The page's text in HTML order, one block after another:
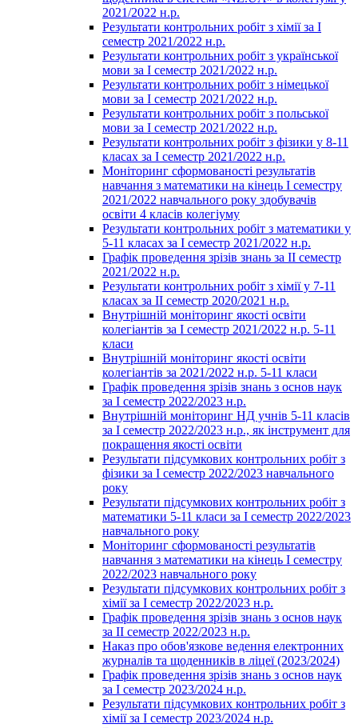
2021/2022 н.р.
Результати контрольних робіт з хімії за І
семестр 2021/2022 н.р.
Результати контрольних робіт з української
мови за І семестр 2021/2022 н.р.
Результати контрольних робіт з німецької
мови за І семестр 2021/2022 н.р.
Результати контрольних робіт з польської
мови за І семестр 2021/2022 н.р.
Результати контрольних робіт з фізики у 8-11
класах за І семестр 2021/2022 н.р.
Моніторинг сформованості результатів
навчання з математики на кінець І семестру
2021/2022 навчального року здобувачів
освіти 4 класів колегіуму
Результати контрольних робіт з математики у
5-11 класах за І семестр 2021/2022 н.р.
Графік проведення зрізів знань за ІІ семестр
2021/2022 н.р.
Результати контрольних робіт з хімії у 7-11
класах за ІІ семестр 2020/2021 н.р.
Внутрішній моніторинг якості освіти
колегіантів за І семестр 2021/2022 н.р. 5-11
класи
Внутрішній моніторинг якості освіти
колегіантів за 2021/2022 н.р. 5-11 класи
Графік проведення зрізів знань з основ наук
за І семестр 2022/2023 н.р.
Внутрішній моніторинг НД учнів 5-11 класів
за І семестр 2022/2023 н.р., як інструмент для
покращення якості освіти
Результати підсумкових контрольних робіт з
фізики за І семестр 2022/2023 навчального
року
Результати підсумкових контрольних робіт з
математики 5-11 класи за І семестр 2022/2023
навчального року
Моніторинг сформованості результатів
навчання з математики на кінець І семестру
2022/2023 навчального року
Результати підсумкових контрольних робіт з
хімії за І семестр 2022/2023 н.р.
Графік проведення зрізів знань з основ наук
за ІІ семестр 2022/2023 н.р.
Наказ про обов'язкове ведення електронних
журналів та щоденників в ліцеї (2023/2024)
Графік проведення зрізів знань з основ наук
за І семестр 2023/2024 н.р.
Результати підсумкових контрольних робіт з
хімії за І семестр 2023/2024 н.р.